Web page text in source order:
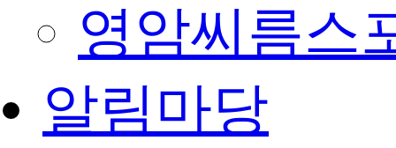
영암씨름스
알림마당